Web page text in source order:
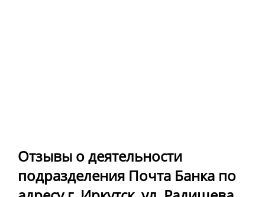
Отзывы о деятельности
подразделения Почта Банка по